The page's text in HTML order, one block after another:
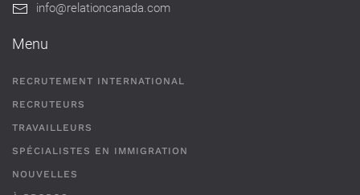
info@relationcanada.com
Menu
RECRUTEMENT INTERNATIONAL
RECRUTEURS
TRAVAILLEURS
SPÉCIALISTES EN IMMIGRATION
NOUVELLES